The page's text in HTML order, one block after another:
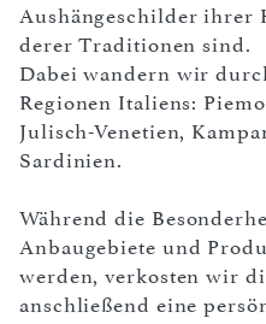
Aushängeschilder ihrer
derer Traditionen sind.
Dabei wandern wir
Regionen Italiens:
Julisch-Venetien,
Sardinien.
Während die
Anbaugebiete und
werden, verkosten wir
anschließend eine